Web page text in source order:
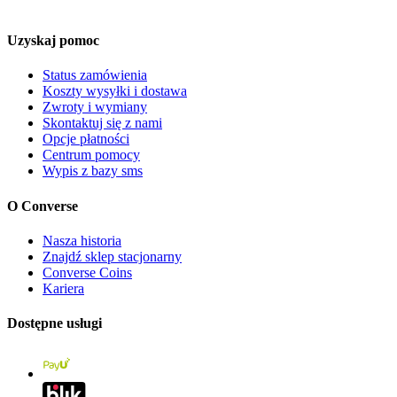
Uzyskaj pomoc
Status zamówienia
Koszty wysyłki i dostawa
Zwroty i wymiany
Skontaktuj się z nami
Opcje płatności
Centrum pomocy
Wypis z bazy sms
O Converse
Nasza historia
Znajdź sklep stacjonarny
Converse Coins
Kariera
Dostępne usługi